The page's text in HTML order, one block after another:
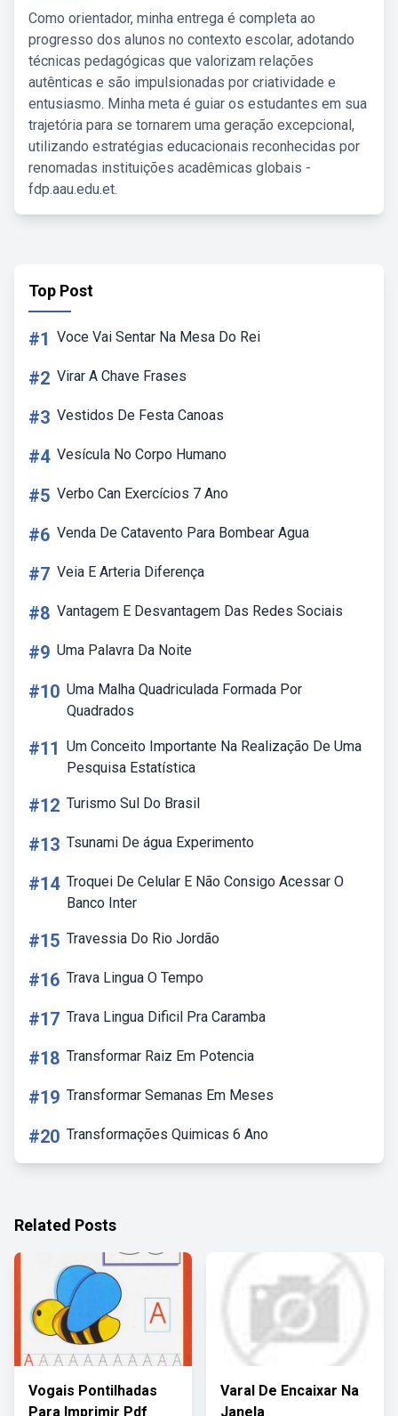
Como orientador, minha entrega é completa ao
progresso dos alunos no contexto escolar, adotando
técnicas pedagógicas que valorizam relações
autênticas e são impulsionadas por criatividade e
entusiasmo. Minha meta é guiar os estudantes em sua
trajetória para se tornarem uma geração excepcional,
utilizando estratégias educacionais reconhecidas por
renomadas instituições acadêmicas globais -
fdp.aau.edu.et.
Top Post
#1 Voce Vai Sentar Na Mesa Do Rei
#2 Virar A Chave Frases
#3 Vestidos De Festa Canoas
#4 Vesícula No Corpo Humano
#5 Verbo Can Exercícios 7 Ano
#6 Venda De Catavento Para Bombear Agua
#7 Veia E Arteria Diferença
#8 Vantagem E Desvantagem Das Redes Sociais
#9 Uma Palavra Da Noite
#10 Uma Malha Quadriculada Formada Por
Quadrados
#11 Um Conceito Importante Na Realização De Uma
Pesquisa Estatística
#12 Turismo Sul Do Brasil
#13 Tsunami De água Experimento
#14 Troquei De Celular E Não Consigo Acessar O
Banco Inter
#15 Travessia Do Rio Jordão
#16 Trava Lingua O Tempo
#17 Trava Lingua Dificil Pra Caramba
#18 Transformar Raiz Em Potencia
#19 Transformar Semanas Em Meses
#20 Transformações Quimicas 6 Ano
Related Posts
Vogais Pontilhadas
Para Imprimir Pdf
Varal De Encaixar Na
Janela